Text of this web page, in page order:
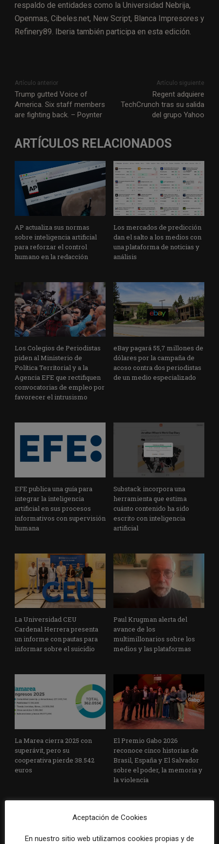
respaldo de entidades como la Universidad Nebrija,
Openmas, Cibeles.net, New Script, Blanca Impresores y
Refinery89. Iberia también participa en esta edición.
Artículo anterior
Trump gutted Voice of
America. Six staff members
are fighting back. – Poynter
Artículo siguiente
Regent adquiere
TechCrunch tras su salida
del grupo Yahoo
ARTÍCULOS RELACIONADOS
AP actualiza sus normas
sobre inteligencia artificial
para reforzar el control
humano en la redacción
Los mercados de predicción
dan el salto a los medios con
una plataforma de noticias y
análisis
Los Colegios de Periodistas
piden al Ministerio de
Política Territorial y a la
Agencia EFE que rectifiquen
convocatorias de empleo por
favorecer el intrusismo
eBay pagará 55,7 millones de
dólares por la campaña de
acoso contra dos periodistas
de un medio especializado
EFE publica una guía para
integrar la inteligencia
artificial en sus procesos
informativos con supervisión
humana
Substack incorpora una
herramienta que estima
cuánto contenido ha sido
escrito con inteligencia
artificial
La Universidad CEU
Cardenal Herrera presenta
un informe con pautas para
informar sobre el suicidio
Paul Krugman alerta del
avance de los
multimillonarios sobre los
medios y las plataformas
La Marea cierra 2025 con
superávit, pero su
cooperativa pierde 38.542
euros
El Premio Gabo 2026
reconoce cinco historias de
Brasil, España y El Salvador
sobre el poder, la memoria y
la violencia
Aceptación de Cookies
En nuestro sitio web utilizamos cookies propias y de